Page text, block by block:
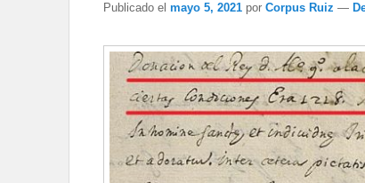
Publicado el mayo 5, 2021 por Corpus Ruiz —